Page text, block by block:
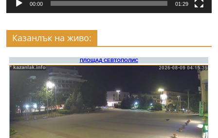
00:00 01:29
Казанлък на живо: